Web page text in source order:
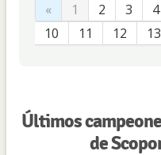
« 1 2 3 4
10
11 12 13
Últimos
de